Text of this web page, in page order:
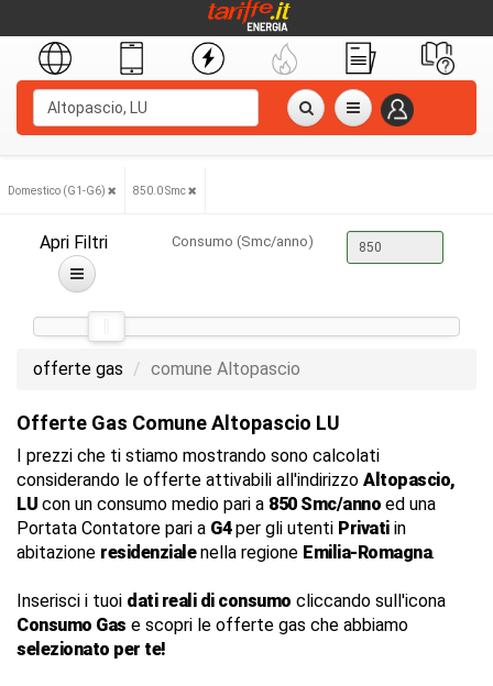
Domestico (G1-G6) 850.0 Smc
Apri Filtri Consumo (Smc/anno)
offerte gas comune Altopascio
Offerte Gas Comune Altopascio LU
I prezzi che ti stiamo mostrando sono calcolati
considerando le offerte attivabili all'indirizzo Altopascio,
LU con un consumo medio pari a 850 Smc/anno ed una
Portata Contatore pari a G4per gli utenti Privatiin
abitazione residenzialenella regione Emilia-Romagna.
Inserisci i tuoi dati reali di consumo cliccando sull'icona
Consumo Gas e scopri le offerte gas che abbiamo
selezionato per te!